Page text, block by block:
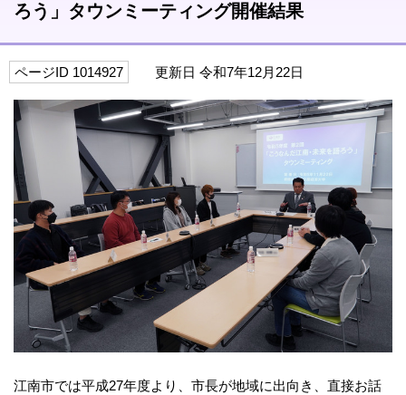
ろう」タウンミーティング開催結果
ページID 1014927 更新日 令和7年12月22日
江南市では平成27年度より、市長が地域に出向き、直接お話